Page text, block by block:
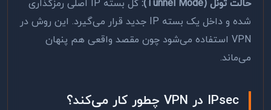
حالت تونل (Tunnel Mode):
کل بسته IP اصلی رمزگذاری
شده و داخل یک بسته IP جدید قرار می‌گیرد. این روش در
VPN استفاده می‌شود چون مقصد واقعی هم پنهان
می‌ماند.
IPsec در VPN چطور کار می‌کند؟